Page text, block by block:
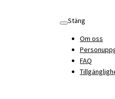
Stäng
Om oss
FAQ